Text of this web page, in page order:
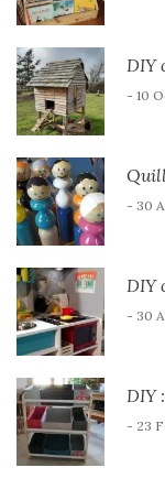
DIY
- 10
- 30
DIY
- 30
DIY
- 23